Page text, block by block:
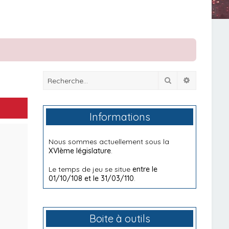
Rechercher
Informations
Nous sommes actuellement sous la
XVIème législature.
Le temps de jeu se situeentre le
01/10/108 et le 31/03/110.
Boite à outils